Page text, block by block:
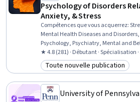
Psychology of Disorders
Anxiety, & Stress
Compétences que vous acquerrez:
Mental Health Diseases and
Psychology, Psychiatry, Mental and
Physiology, Trauma Care, Mental
Psychological Evaluations,
Therapy, Behavioral Health, Cultural
Treatment
★ 4.8 (281) · Débutant · Spécialisation
Catégorie : Toute nouvelle
Toute nouvelle publication
University of